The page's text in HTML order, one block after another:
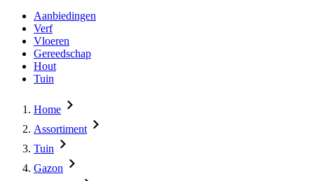
Aanbiedingen
Verf
Vloeren
Gereedschap
Hout
Tuin
Home
Assortiment
Tuin
Gazon